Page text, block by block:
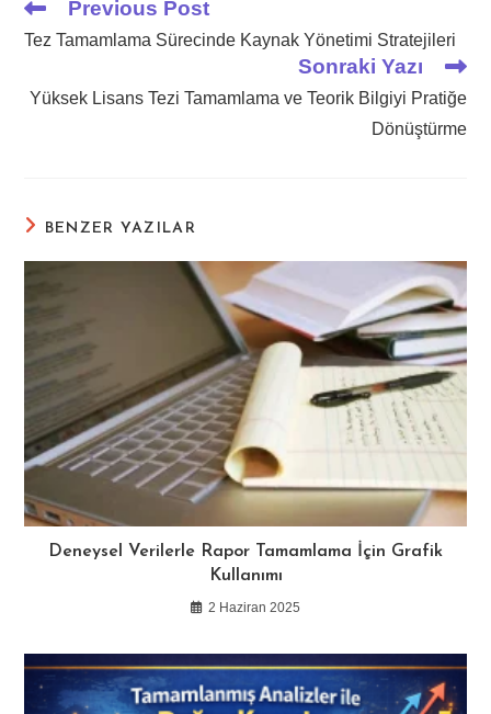
Read
articles
Previous Post
Tez Tamamlama Sürecinde Kaynak Yönetimi Stratejileri
Sonraki Yazı
Yüksek Lisans Tezi Tamamlama ve Teorik Bilgiyi Pratiğe
Dönüştürme
BENZER YAZILAR
Deneysel Verilerle Rapor Tamamlama İçin Grafik
Kullanımı
2 Haziran 2025